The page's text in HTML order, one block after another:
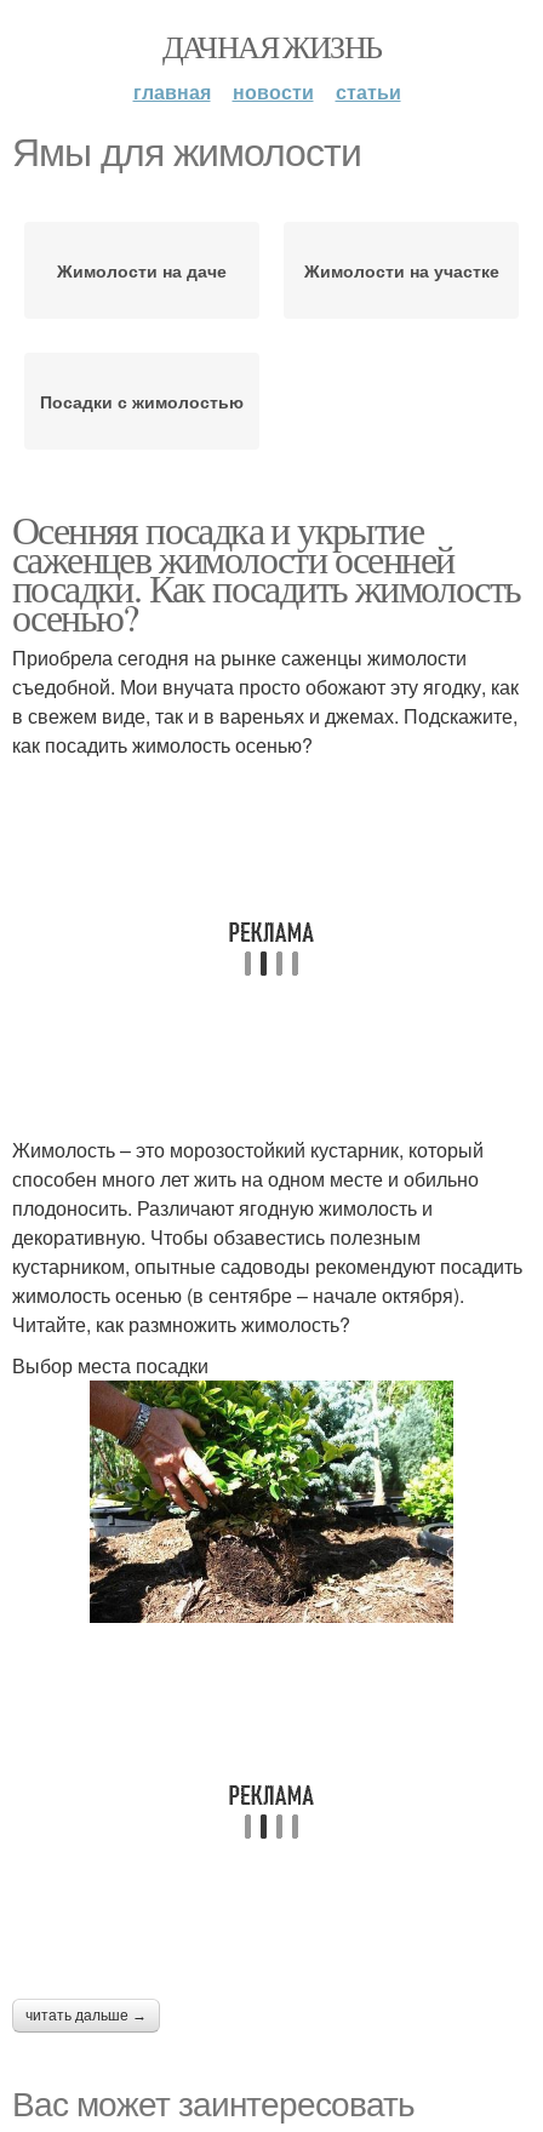
ДАЧНАЯ ЖИЗНЬ
главная новости статьи
Ямы для жимолости
Жимолости на даче Жимолости на участке
Посадки с жимолостью
Осенняя посадка и укрытие
саженцев жимолости осенней
посадки. Как посадить жимолость
осенью?
Приобрела сегодня на рынке саженцы жимолости
съедобной. Мои внучата просто обожают эту ягодку, как
в свежем виде, так и в вареньях и джемах. Подскажите,
как посадить жимолость осенью?
Жимолость – это морозостойкий кустарник, который
способен много лет жить на одном месте и обильно
плодоносить. Различают ягодную жимолость и
декоративную. Чтобы обзавестись полезным
кустарником, опытные садоводы рекомендуют посадить
жимолость осенью (в сентябре – начале октября).
Читайте, как размножить жимолость?
Выбор места посадки
читать дальше →
Вас может заинтересовать